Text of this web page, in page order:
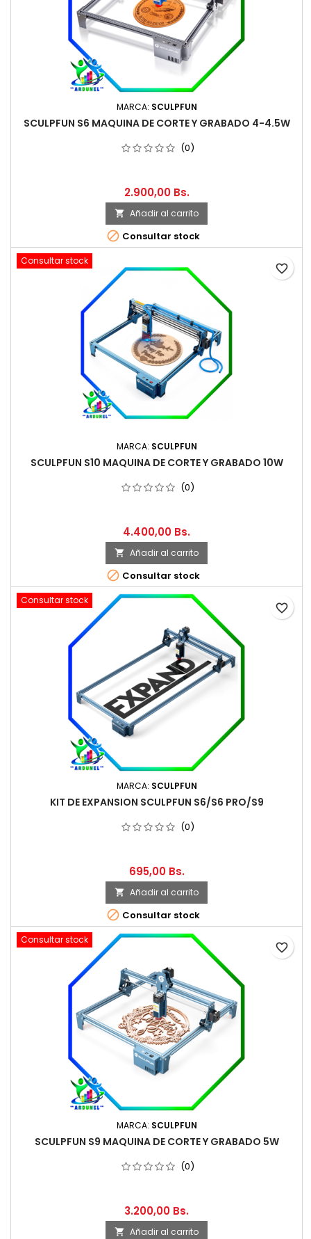
MARCA: SCULPFUN
SCULPFUN S6 MAQUINA DE CORTE Y GRABADO 4-4.5W
(0)
2.900,00 Bs.
 Añadir al carrito
 Consultar stock
Consultar stock
MARCA: SCULPFUN
SCULPFUN S10 MAQUINA DE CORTE Y GRABADO 10W
(0)
4.400,00 Bs.
 Añadir al carrito
 Consultar stock
favorite_border
Consultar stock
MARCA: SCULPFUN
KIT DE EXPANSION SCULPFUN S6/S6 PRO/S9
(0)
695,00 Bs.
 Añadir al carrito
 Consultar stock
favorite_border
Consultar stock
MARCA: SCULPFUN
SCULPFUN S9 MAQUINA DE CORTE Y GRABADO 5W
(0)
3.200,00 Bs.
 Añadir al carrito
favorite_border